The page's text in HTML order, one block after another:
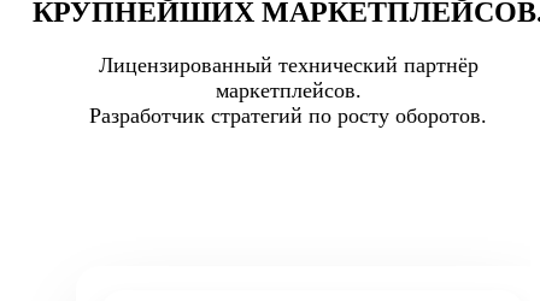
КРУПНЕЙШИХ
Лицензированный технический партнёр
маркетплейсов.
Разработчик стратегий по росту оборотов.